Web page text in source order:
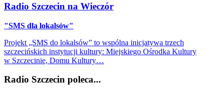
Radio Szczecin na Wieczór
"SMS dla lokalsów"
Projekt „SMS do lokalsów” to wspólna inicjatywa trzech
szczecińskich instytucji kultury: Miejskiego Ośrodka Kultury
w Szczecinie, Domu Kultury…
Radio Szczecin poleca...